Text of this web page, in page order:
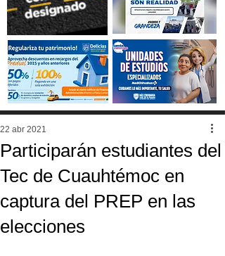
Participarán estudiantes del
Tec de Cuauhtémoc en
captura del PREP en las
elecciones
22 abr 2021